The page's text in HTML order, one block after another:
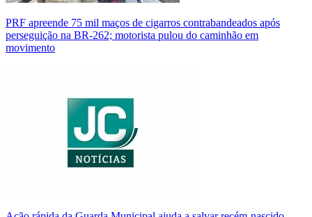
PRF apreende 75 mil maços de cigarros contrabandeados após
perseguição na BR-262; motorista pulou do caminhão em
movimento